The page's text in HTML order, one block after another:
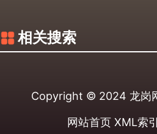
相关搜索
Copyright © 2024 龙岗
网站首页 XML索引